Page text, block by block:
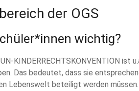
der OGS
wichtig?
KINDERRECHTSKONVENTION ist
Das bedeutet, dass sie
Lebenswelt beteiligt werden müssen.